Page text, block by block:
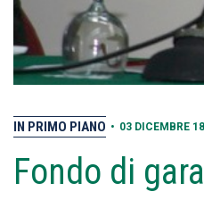
IN PRIMO PIANO • 03 DICEMBRE 18
Fondo di